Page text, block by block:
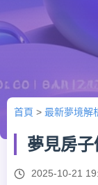
首頁 > 最新夢境解
夢見房
2025-10-21